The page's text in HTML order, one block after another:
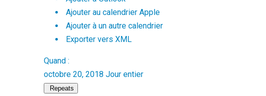
Ajouter au calendrier Apple
Ajouter à un autre calendrier
Exporter vers XML
Quand :
octobre 20, 2018 Jour entier
Repeats